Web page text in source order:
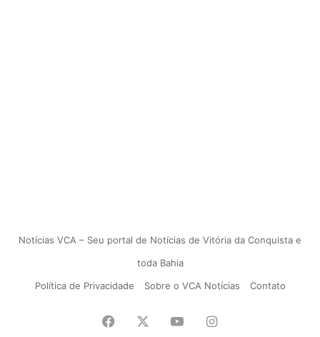
Notícias VCA – Seu portal de Notícias de Vitória da Conquista e
toda Bahia
Política de Privacidade
Sobre o VCA Notícias Contato
Facebook YouTubeInstagram